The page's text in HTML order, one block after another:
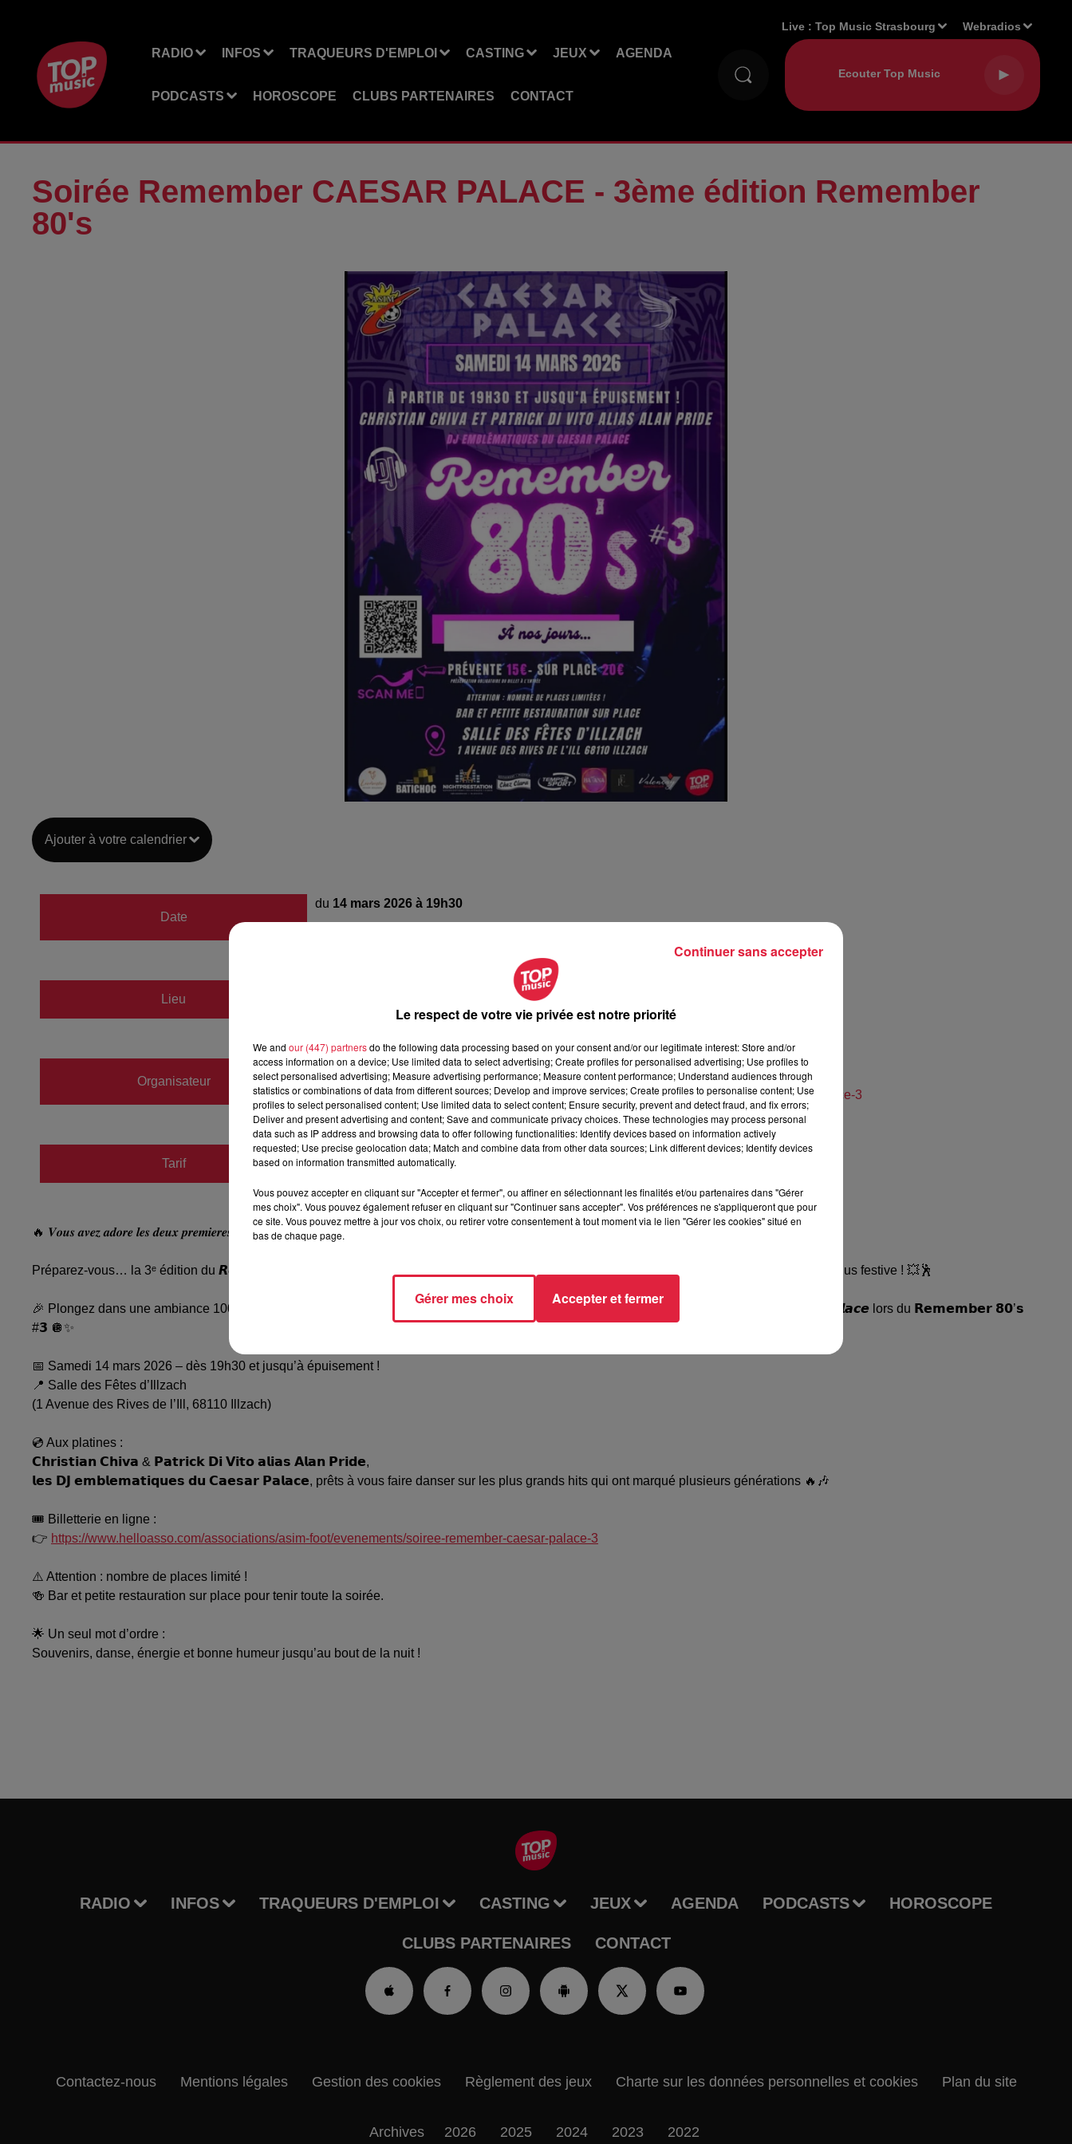
RADIO INFOS TRAQUEURS D'EMPLOI CASTING JEUX AGENDA
PODCASTS HOROSCOPE CLUBS PARTENAIRES CONTACT
Live :Top Music Strasbourg Webradios
Soirée Remember CAESAR PALACE - 3ème édition Remember
80's
Ajouter à votre calendrier
Date
du 14 mars 2026 à 19h30
Lieu
Salle des Fêtes d'Illzach - 1 avenue des Rives de l'ill
Organisateur
ASIM Foot
https://www.helloasso.com/associations/asim-foot/evenements/soiree-remember-caesar-palace-3
Tarif Payant
🔥 𝑽𝒐𝒖𝒔 𝒂𝒗𝒆𝒛 𝒂𝒅𝒐𝒓𝒆 𝒍𝒆𝒔 𝒅𝒆𝒖𝒙 𝒑𝒓𝒆𝒎𝒊𝒆𝒓𝒆𝒔 𝒆𝒅𝒊𝒕𝒊𝒐𝒏𝒔 ?
Préparez-vous… la 3ᵉ édition du 𝙍𝙚𝙢𝙚𝙢𝙗𝙚𝙧 𝘾𝙖𝙚𝙨𝙖𝙧 arrive et elle s’annonce encore plus intense, encore plus nostalgique, encore plus festive ! 💥🕺
🎉 Plongez dans une ambiance 100 % rétro & festive, des années 80 à nos jours, et venez revivre la magie des nuits mythiques du 𝘾𝙖𝙚𝙨𝙖𝙧 𝙋𝙖𝙡𝙖𝙘𝙚 lors du 𝗥𝗲𝗺𝗲𝗺𝗯𝗲𝗿 𝟴𝟬’𝘀
#𝟯 🪩✨
📅 Samedi 14 mars 2026 – dès 19h30 et jusqu’à épuisement !
📍 Salle des Fêtes d’Illzach
(1 Avenue des Rives de l’Ill, 68110 Illzach)
💿 Aux platines :
𝗖𝗵𝗿𝗶𝘀𝘁𝗶𝗮𝗻 𝗖𝗵𝗶𝘃𝗮 & 𝗣𝗮𝘁𝗿𝗶𝗰𝗸 𝗗𝗶 𝗩𝗶𝘁𝗼 𝗮𝗹𝗶𝗮𝘀 𝗔𝗹𝗮𝗻 𝗣𝗿𝗶𝗱𝗲,
𝗹𝗲𝘀 𝗗𝗝 𝗲𝗺𝗯𝗹𝗲𝗺𝗮𝘁𝗶𝗾𝘂𝗲𝘀 𝗱𝘂 𝗖𝗮𝗲𝘀𝗮𝗿 𝗣𝗮𝗹𝗮𝗰𝗲, prêts à vous faire danser sur les plus grands hits qui ont marqué plusieurs générations 🔥🎶
🎟 Billetterie en ligne :
👉 https://www.helloasso.com/associations/asim-foot/evenements/soiree-remember-caesar-palace-3
⚠️ Attention : nombre de places limité !
🍻 Bar et petite restauration sur place pour tenir toute la soirée.
🌟 Un seul mot d’ordre :
Souvenirs, danse, énergie et bonne humeur jusqu’au bout de la nuit !
RADIO INFOS TRAQUEURS D'EMPLOI CASTING JEUX AGENDA PODCASTS HOROSCOPE
CLUBS PARTENAIRES CONTACT
Contactez-nous Mentions légales Gestion des cookies Règlement des jeux Charte sur les données personnelles et cookies Plan du site
Archives 2026 2025 2024 2023 2022
Le respect de votre vie privée est notre priorité
We and our (447) partnersdo the following data processing based on your consent and/or our legitimate interest: Store and/or
access information on a device; Use limited data to select advertising; Create profiles for personalised advertising; Use profiles to
select personalised advertising; Measure advertising performance; Measure content performance; Understand audiences through
statistics or combinations of data from different sources; Develop and improve services; Create profiles to personalise content; Use
profiles to select personalised content; Use limited data to select content; Ensure security, prevent and detect fraud, and fix errors;
Deliver and present advertising and content; Save and communicate privacy choices. These technologies may process personal
data such as IP address and browsing data to offer following functionalities: Identify devices based on information actively
requested; Use precise geolocation data; Match and combine data from other data sources; Link different devices; Identify devices
based on information transmitted automatically.
Vous pouvez accepter en cliquant sur "Accepter et fermer", ou affiner en sélectionnant les finalités et/ou partenaires dans "Gérer
mes choix". Vous pouvez également refuser en cliquant sur "Continuer sans accepter". Vos préférences ne s'appliqueront que pour
ce site. Vous pouvez mettre à jour vos choix, ou retirer votre consentement à tout moment via le lien "Gérer les cookies" situé en
bas de chaque page.
Gérer mes choix Accepter et fermer
Continuer sans accepter